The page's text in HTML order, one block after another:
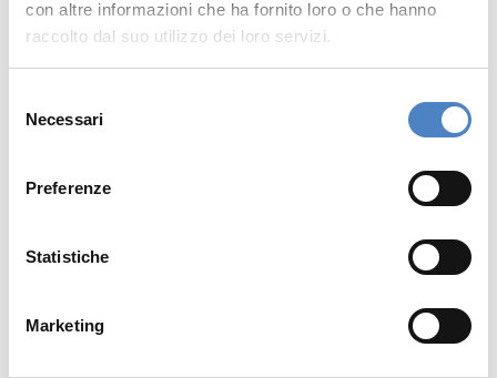
con altre informazioni che ha fornito loro o che hanno
raccolto dal suo utilizzo dei loro servizi.
delNecessari
Preferenze
Statistiche
Marketing